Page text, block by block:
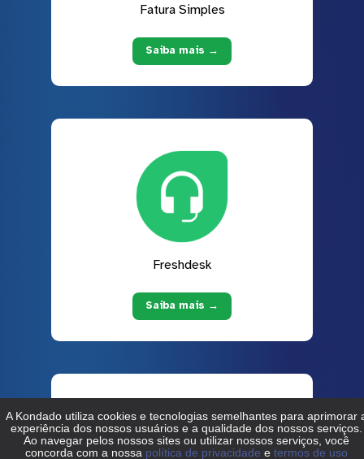
Fatura Simples
Saiba mais →
Freshdesk
Saiba mais →